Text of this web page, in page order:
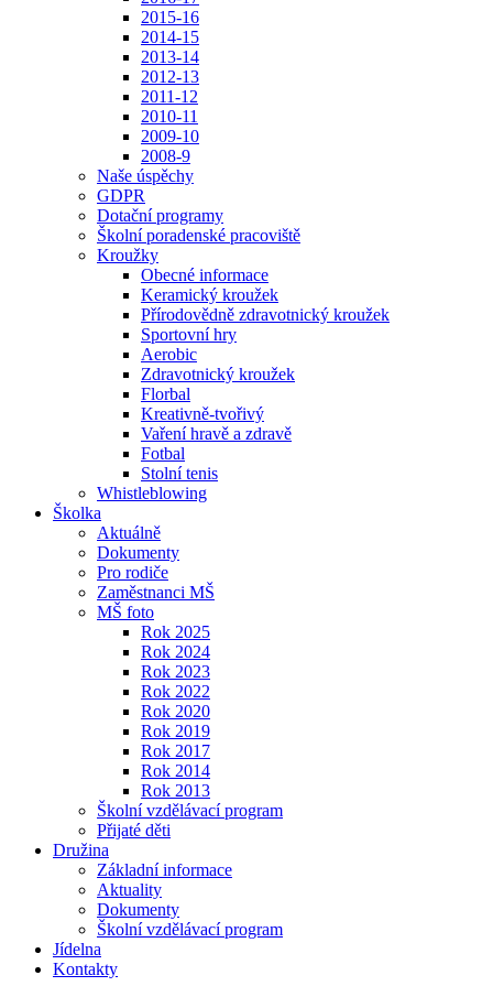
2015-16
2014-15
2013-14
2012-13
2011-12
2010-11
2009-10
2008-9
Naše úspěchy
GDPR
Dotační programy
Školní poradenské pracoviště
Kroužky
Obecné informace
Keramický kroužek
Přírodovědně zdravotnický kroužek
Sportovní hry
Aerobic
Zdravotnický kroužek
Florbal
Kreativně-tvořivý
Vaření hravě a zdravě
Fotbal
Stolní tenis
Whistleblowing
Školka
Aktuálně
Dokumenty
Pro rodiče
Zaměstnanci MŠ
MŠ foto
Rok 2025
Rok 2024
Rok 2023
Rok 2022
Rok 2020
Rok 2019
Rok 2017
Rok 2014
Rok 2013
Školní vzdělávací program
Přijaté děti
Družina
Základní informace
Aktuality
Dokumenty
Školní vzdělávací program
Jídelna
Kontakty